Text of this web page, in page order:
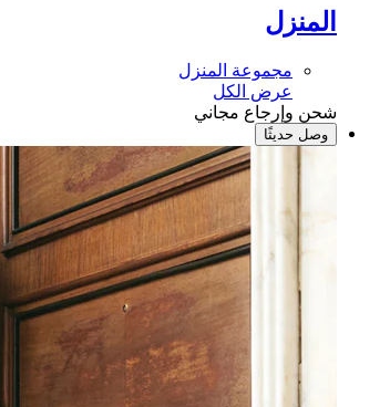
المنزل
مجموعة المنزل
عرض الكل
شحن وإرجاع مجاني
وصل حديثًا